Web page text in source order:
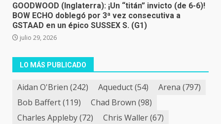
GOODWOOD (Inglaterra): ¡Un “titán” invicto (de 6-6)!
BOW ECHO doblegó por 3ª vez consecutiva a
GSTAAD en un épico SUSSEX S. (G1)
julio 29, 2026
LO MÁS PUBLICADO
Aidan O'Brien (242) Aqueduct(54) Arena (797)
Bob Baffert(119) Chad Brown (98)
Charles Appleby(72) Chris Waller(67)